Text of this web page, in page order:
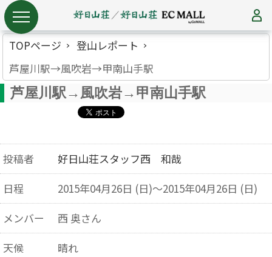
TOPページ
登山レポート
芦屋川駅→風吹岩→甲南山手駅
芦屋川駅→風吹岩→甲南山手駅
投稿者
好日山荘スタッフ西 和哉
日程
2015年04月26日 (日)～2015年04月26日 (日)
メンバー
西 奥さん
天候
晴れ